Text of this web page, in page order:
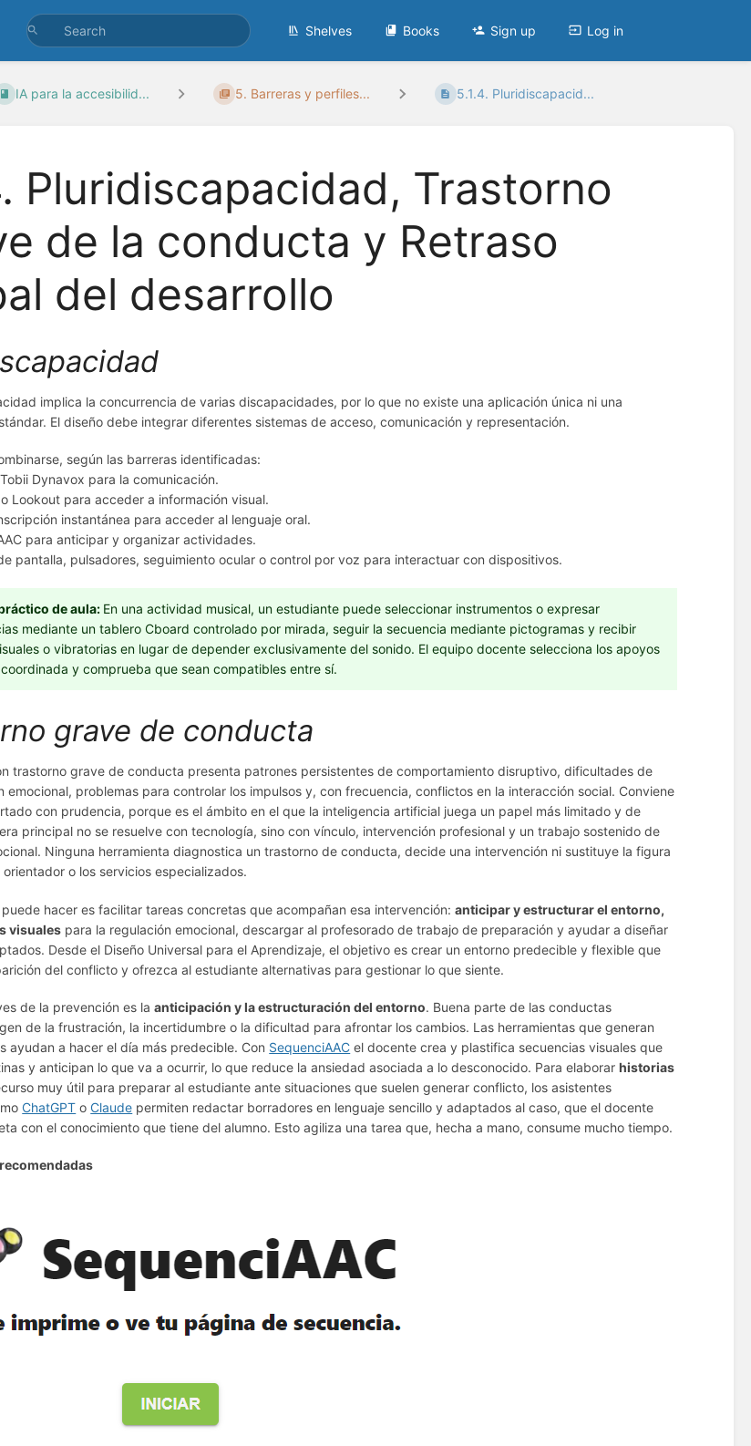
Shelves Books Sign up Log in
IA para la accesibilid... 5. Barreras y perfiles... 5.1.4. Pluridiscapacid...
Pluridiscapacidad, Trastorno
de la conducta y Retraso
del desarrollo
implica la concurrencia de varias discapacidades, por lo que no existe una aplicación única ni una
El diseño debe integrar diferentes sistemas de acceso, comunicación y representación.
según las barreras identificadas:
Dynavox para la comunicación.
Lookout para acceder a información visual.
instantánea para acceder al lenguaje oral.
para anticipar y organizar actividades.
pantalla, pulsadores, seguimiento ocular o control por voz para interactuar con dispositivos.
de aula: En una actividad musical, un estudiante puede seleccionar instrumentos o expresar
mediante un tablero Cboard controlado por mirada, seguir la secuencia mediante pictogramas y recibir
o vibratorias en lugar de depender exclusivamente del sonido. El equipo docente selecciona los apoyos
y comprueba que sean compatibles entre sí.
grave de conducta
trastorno grave de conducta presenta patrones persistentes de comportamiento disruptivo, dificultades de
emocional, problemas para controlar los impulsos y, con frecuencia, conflictos en la interacción social. Conviene
con prudencia, porque es el ámbito en el que la inteligencia artificial juega un papel más limitado y de
principal no se resuelve con tecnología, sino con vínculo, intervención profesional y un trabajo sostenido de
Ninguna herramienta diagnostica un trastorno de conducta, decide una intervención ni sustituye la figura
o los servicios especializados.
puede hacer es facilitar tareas concretas que acompañan esa intervención:anticipar y estructurar el entorno,
visuales para la regulación emocional, descargar al profesorado de trabajo de preparación y ayudar a diseñar
Desde el Diseño Universal para el Aprendizaje, el objetivo es crear un entorno predecible y flexible que
del conflicto y ofrezca al estudiante alternativas para gestionar lo que siente.
de la prevención es laanticipación y la estructuración del entorno. Buena parte de las conductas
de la frustración, la incertidumbre o la dificultad para afrontar los cambios. Las herramientas que generan
ayudan a hacer el día más predecible. Con SequenciAAC el docente crea y plastifica secuencias visuales que
y anticipan lo que va a ocurrir, lo que reduce la ansiedad asociada a lo desconocido. Para elaborarhistorias
muy útil para preparar al estudiante ante situaciones que suelen generar conflicto, los asistentes
ChatGPT oClaude permiten redactar borradores en lenguaje sencillo y adaptados al caso, que el docente
con el conocimiento que tiene del alumno. Esto agiliza una tarea que, hecha a mano, consume mucho tiempo.